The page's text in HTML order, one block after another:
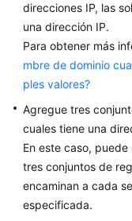
inteligente
Descripción
Configuración
de
líneas
Configuración
líneas
direcciones IP, las
una dirección IP.
Para obtener más
mbre de dominio
ples valores?
Agregue tres
cuales tiene una
En este caso,
tres conjuntos de
encaminan a cada
especificada.